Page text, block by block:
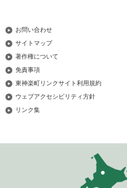
お問い合わせ
サイトマップ
著作権について
免責事項
東神楽町リンクサイト利用規約
ウェブアクセシビリティ方針
リンク集